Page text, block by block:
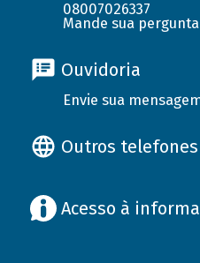
08007026337
Mande sua pergunta
Ouvidoria
Envie sua
Outros
Acesso à